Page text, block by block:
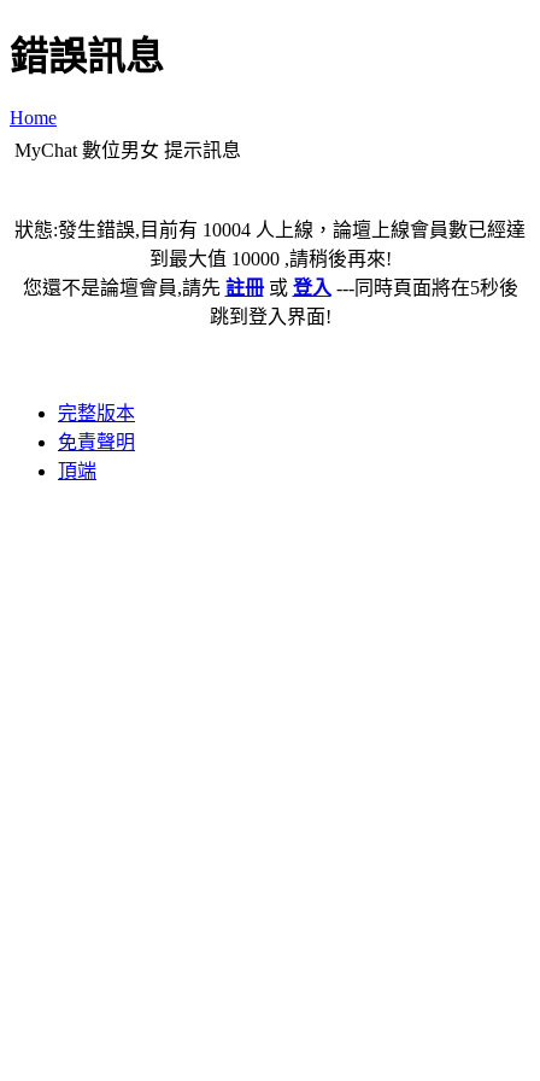
錯誤訊息
Home
MyChat 數位男女 提示訊息
狀態:發生錯誤,目前有 10004 人上線，論壇上線會員數已經達
到最大值 10000 ,請稍後再來!
您還不是論壇會員,請先 註冊或 登入 ---同時頁面將在5秒後
跳到登入界面!
完整版本
免責聲明
頂端